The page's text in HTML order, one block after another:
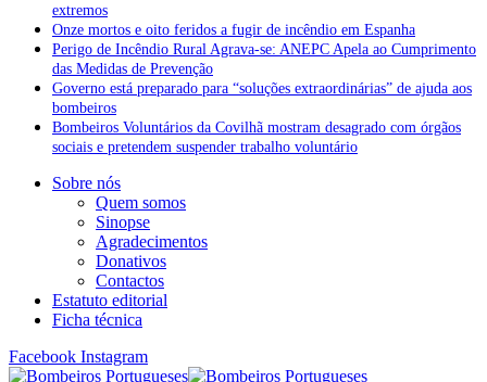
extremos
Onze mortos e oito feridos a fugir de incêndio em Espanha
Perigo de Incêndio Rural Agrava-se: ANEPC Apela ao Cumprimento
das Medidas de Prevenção
Governo está preparado para “soluções extraordinárias” de ajuda aos
bombeiros
Bombeiros Voluntários da Covilhã mostram desagrado com órgãos
sociais e pretendem suspender trabalho voluntário
Sobre nós
Quem somos
Sinopse
Agradecimentos
Donativos
Contactos
Estatuto editorial
Ficha técnica
Facebook Instagram